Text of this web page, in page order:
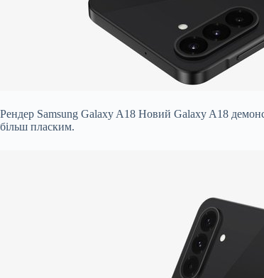
Рендер Samsung Galaxy A18 Новий Galaxy A18
більш пласким.